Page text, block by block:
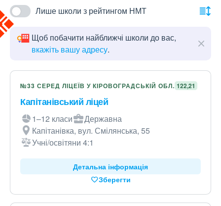
Лише школи з рейтингом НМТ
Щоб побачити найближчі школи до вас,
вкажіть вашу адресу.
№33 СЕРЕД ЛІЦЕЇВ У КІРОВОГРАДСЬКІЙ ОБЛ. 122,21
Капітанівський ліцей
1–12 класи
Державна
Капітанівка, вул. Смілянська, 55
Учні/освітяни 4:1
Детальна інформація
Зберегти